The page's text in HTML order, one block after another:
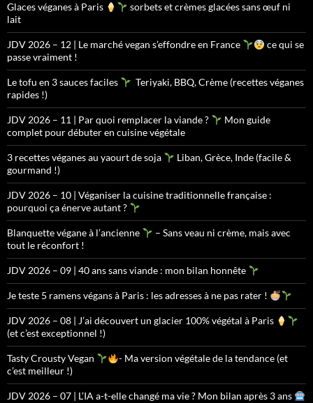
Glaces véganes à Paris
sorbets et crèmes glacées sans œuf ni
lait
JDV 2026 – 12 | Le marché vegan s’effondre en France
ce qui se
passe vraiment !
Le tofu en 3 sauces faciles
Teriyaki, BBQ, Crème (recettes véganes
rapides !)
JDV 2026 – 11 | Par quoi remplacer la viande ?
Mon guide
complet pour débuter en cuisine végétale
3 recettes véganes au yaourt de soja
Liban, Grèce, Inde (facile &
gourmand !)
JDV 2026 – 10 | Véganiser la cuisine traditionnelle française :
pourquoi ça énerve autant ?
Blanquette végane à l’ancienne
– Sans veau ni crème, mais avec
tout le réconfort !
JDV 2026 – 09 | 40 ans sans viande : mon bilan honnête
Je teste 5 ramens végans à Paris : les adresses à ne pas rater !
JDV 2026 – 08 | J’ai découvert un glacier 100% végétal à Paris
(et c’est exceptionnel !)
Tasty Crousty Vegan
- Ma version végétale de la tendance (et
c’est meilleur !)
JDV 2026 – 07 | L’IA a-t-elle changé ma vie ? Mon bilan après 3 ans